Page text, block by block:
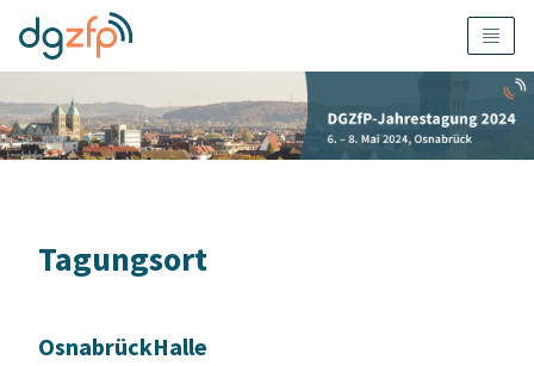
Tagungsort
OsnabrückHalle